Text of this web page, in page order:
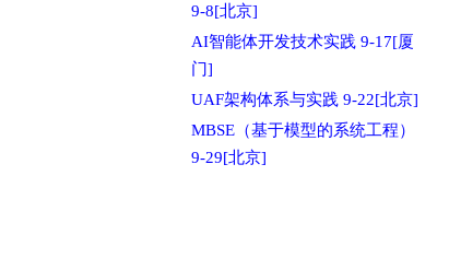
9-8[北京]
AI智能体开发技术实践 9-17[厦
门]
UAF架构体系与实践 9-22[北京]
MBSE（基于模型的系统工程）
9-29[北京]